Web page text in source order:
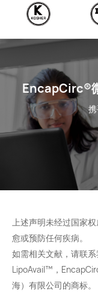
EncapCirc®
上述声明未经过国家
愈或预防任何疾病。
如需相关文献，请联系
LipoAvail™，
海）有限公司的商标。